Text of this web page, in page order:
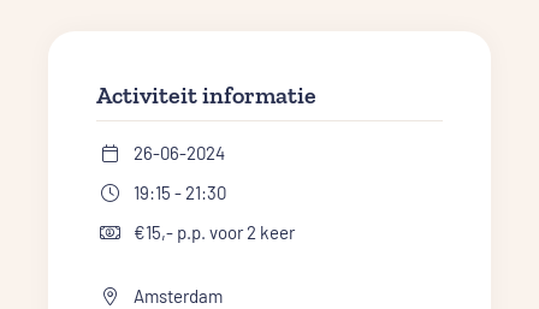
Activiteit informatie
26-06-2024
19:15 - 21:30
€15,- p.p. voor 2 keer
Amsterdam